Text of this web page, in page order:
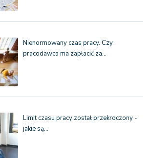
Nienormowany czas pracy. Czy
pracodawca ma zapłacić za…
Limit czasu pracy został przekroczony -
jakie są…